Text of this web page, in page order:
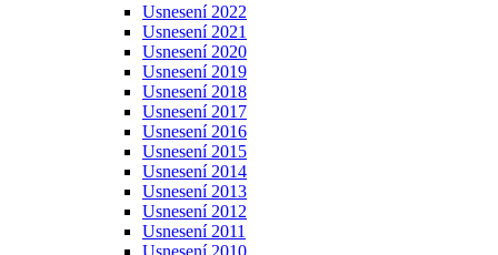
Usnesení 2022
Usnesení 2021
Usnesení 2020
Usnesení 2019
Usnesení 2018
Usnesení 2017
Usnesení 2016
Usnesení 2015
Usnesení 2014
Usnesení 2013
Usnesení 2012
Usnesení 2011
Usnesení 2010